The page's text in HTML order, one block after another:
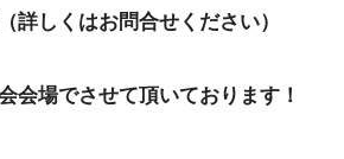
詳しくはお問合せください）
会場でさせて頂いております！